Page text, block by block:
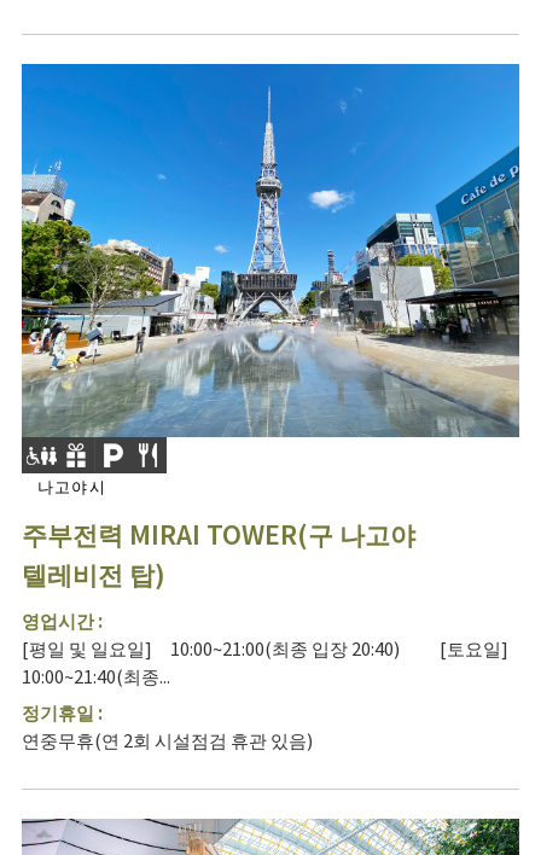
나고야시
주부전력 MIRAI TOWER(구 나고야
텔레비전 탑)
영업시간 :
[평일 및 일요일] 10:00~21:00(최종 입장 20:40) [토요일]
10:00~21:40(최종...
정기휴일 :
연중무휴(연 2회 시설점검 휴관 있음)